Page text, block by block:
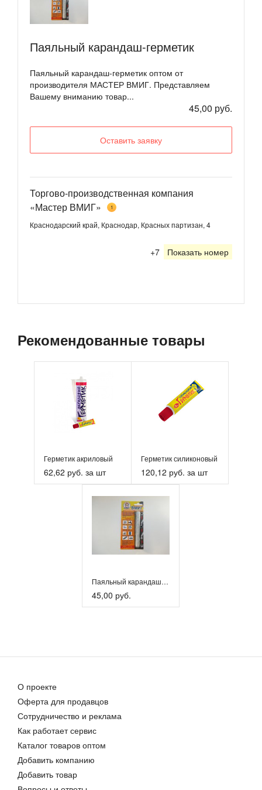
Паяльный карандаш-герметик
Паяльный карандаш-герметик оптом от
производителя МАСТЕР ВМИГ. Представляем
Вашему вниманию товар...
45,00 руб.
Оставить заявку
Торгово-производственная компания
«Мастер ВМИГ»
1
Краснодарский край, Краснодар, Красных партизан, 4
+7 Показать номер
Рекомендованные товары
Герметик акриловый
62,62 руб. за шт
Герметик силиконовый
120,12 руб. за шт
Паяльный карандаш-герметик
45,00 руб.
О проекте
Оферта для продавцов
Сотрудничество и реклама
Как работает сервис
Каталог товаров оптом
Добавить компанию
Добавить товар